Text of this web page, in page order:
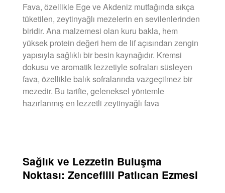
Fava, özellikle Ege ve Akdeniz mutfağında sıkça
tüketilen, zeytinyağlı mezelerin en sevilenlerinden
biridir. Ana malzemesi olan kuru bakla, hem
yüksek protein değeri hem de lif açısından zengin
yapısıyla sağlıklı bir besin kaynağıdır. Kremsi
dokusu ve aromatik lezzetiyle sofraları süsleyen
fava, özellikle balık sofralarında vazgeçilmez bir
mezedir. Bu tarifte, geleneksel yöntemle
hazırlanmış en lezzetli zeytinyağlı fava
Sağlık ve Lezzetin Buluşma
Noktası: Zencefilli Patlıcan Ezmesi